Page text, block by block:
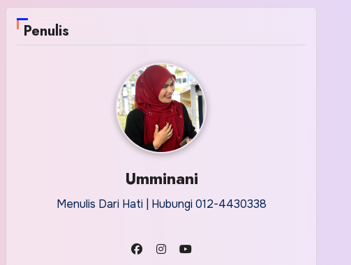
Penulis
Umminani
Menulis Dari Hati | Hubungi 012-4430338